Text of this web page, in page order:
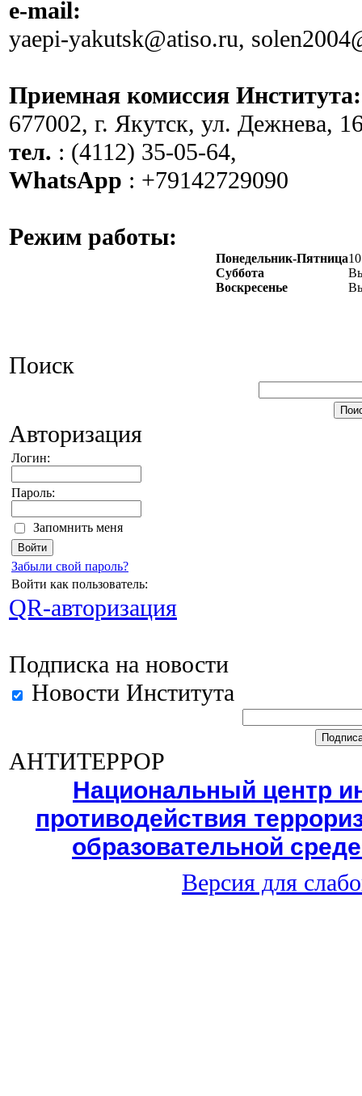
e-mail:
yaepi-yakutsk@atiso.ru,
Приемная комиссия Института:
677002, г. Якутск, ул. Дежнева,
тел. : (4112) 35-05-64,
WhatsApp : +79142729090
Режим работы:
Понедельник-Пятница
Суббота
Воскресенье
Поиск
Авторизация
Логин:
Пароль:
Запомнить меня
Забыли свой пароль?
Войти как пользователь:
QR-авторизация
Подписка на новости
Новости Института
АНТИТЕРРОР
Национальный центр
противодействия
образовательной
Версия для